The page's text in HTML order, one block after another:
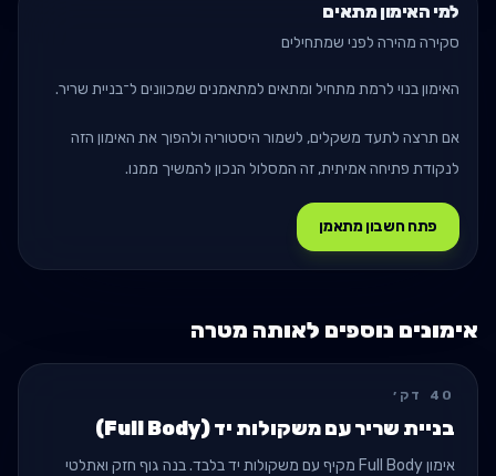
למי האימון מתאים
סקירה מהירה לפני שמתחילים
האימון בנוי לרמת מתחיל ומתאים למתאמנים שמכוונים ל־בניית שריר.
אם תרצה לתעד משקלים, לשמור היסטוריה ולהפוך את האימון הזה
לנקודת פתיחה אמיתית, זה המסלול הנכון להמשיך ממנו.
פתח חשבון מתאמן
אימונים נוספים לאותה מטרה
40 דק׳
בניית שריר עם משקולות יד (Full Body)
אימון Full Body מקיף עם משקולות יד בלבד. בנה גוף חזק ואתלטי